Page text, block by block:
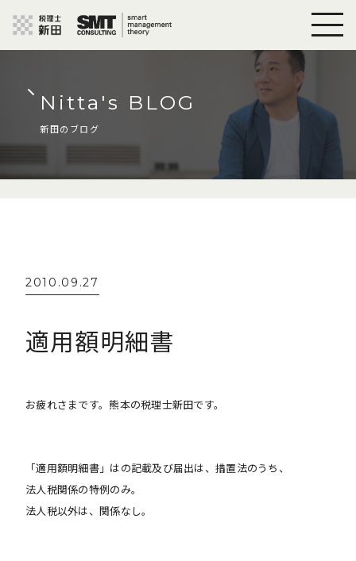
Nitta's BLOG
新田のブログ
2010.09.27
適用額明細書
お疲れさまです。熊本の税理士新田です。
「適用額明細書」はの記載及び届出は、措置法のうち、
法人税関係の特例のみ。
法人税以外は、関係なし。